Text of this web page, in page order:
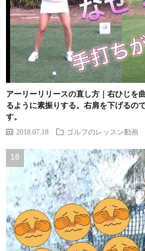
アーリーリリースの直し方｜右ひじを
るように素振りする。右肩を下げるの
す。
2018.07.18 ゴルフのレッスン動画